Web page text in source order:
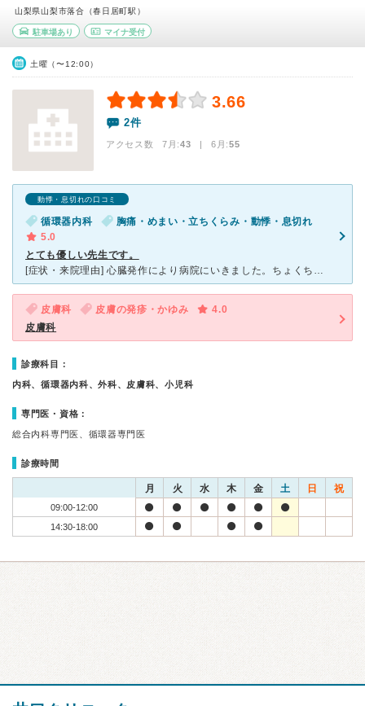
山梨県山梨市落合（春日居町駅）
駐車場あり マイナ受付
土曜（〜12:00）
3.66
2件
アクセス数 7月:43 | 6月:55
動悸・息切れの口コミ
循環器内科
胸痛・めまい・立ちくらみ・動悸・息切れ
5.0
とても優しい先生です。
[症状・来院理由] 心臓発作により病院にいきました。ちょくちょく通院しています。 [医師の診断・治療法] 心電図、血液検査、薬物治療、点滴治療、心エコー、24時間心電図、健康診断、各種予防接種
皮膚科 皮膚の発疹・かゆみ
4.0
皮膚科
診療科目：
内科、循環器内科、外科、皮膚科、小児科
専門医・資格：
総合内科専門医、循環器専門医
診療時間
月 火 水 木 金 土 日 祝
09:00-12:00
14:30-18:00